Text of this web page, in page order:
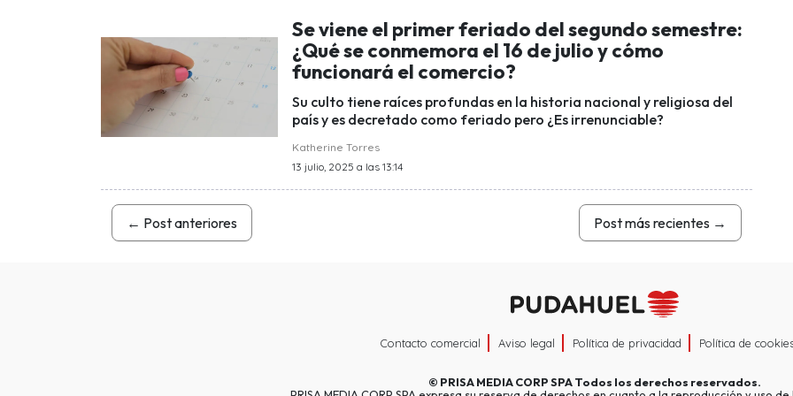
Se viene el primer feriado del segundo semestre:
¿Qué se conmemora el 16 de julio y cómo
funcionará el comercio?
Su culto tiene raíces profundas en la historia nacional y religiosa del
país y es decretado como feriado pero ¿Es irrenunciable?
Katherine Torres
13 julio, 2025 a las 13:14
← Post anteriores Post más recientes →
Contacto comercial Aviso legal Política de privacidad Política de
© PRISA MEDIA CORP SPATodos los derechos reservados.